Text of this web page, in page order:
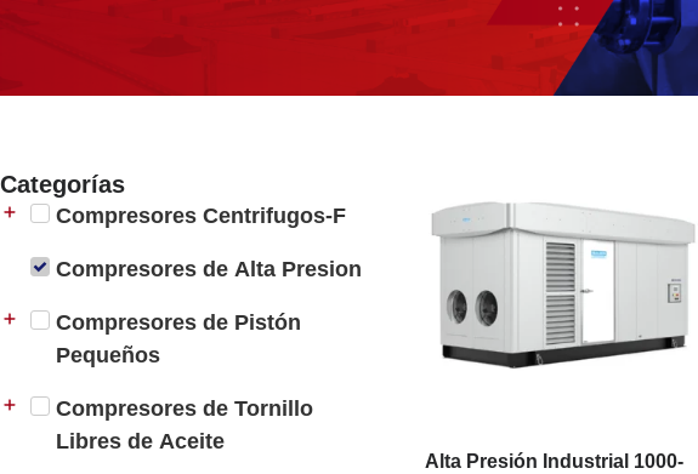
Categorías
Compresores Centrifugos-F
Compresores de Alta Presion
Compresores de Pistón
Pequeños
Compresores de Tornillo
Libres de Aceite
Alta Presión Industrial 1000-